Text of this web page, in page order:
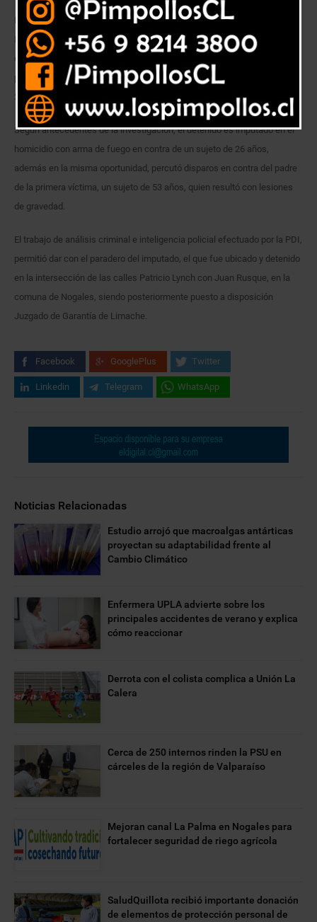
Detectives de la Brigada de Homicidios Valparaíso de la Policía de
Investigaciones de Chile detuvieron I.A.V.R. (36), alias el “chico Iván”,
quien se encontraba en calidad de prófugo de la justicia, por su
participación en dos delitos con arma de fuego perpetrados el pasado
28 de diciembre de 2018, en el sector de Portezuelo en Tabolango.
Según antecedentes de la investigación, el detenido es imputado en el
homicidio con arma de fuego en contra de un sujeto de 26 años,
además en la misma oportunidad, percutó disparos en contra del padre
de la primera víctima, un sujeto de 53 años, quien resultó con lesiones
de gravedad.
El trabajo de análisis criminal e inteligencia policial efectuado por la PDI,
permitió dar con el paradero del imputado, el que fue ubicado y detenido
en la intersección de las calles Patricio Lynch con Juan Rusque, en la
comuna de Nogales, siendo posteriormente puesto a disposición
Juzgado de Garantía de Limache.
Facebook GooglePlus Twitter
Linkedin Telegram WhatsApp
Noticias Relacionadas
Estudio arrojó que macroalgas antárticas
proyectan su adaptabilidad frente al
Cambio Climático
Enfermera UPLA advierte sobre los
principales accidentes de verano y explica
cómo reaccionar
Derrota con el colista complica a Unión La
Calera
Cerca de 250 internos rinden la PSU en
cárceles de la región de Valparaíso
Mejoran canal La Palma en Nogales para
fortalecer seguridad de riego agrícola
SaludQuillota recibió importante donación
de elementos de protección personal de